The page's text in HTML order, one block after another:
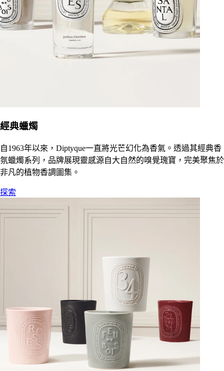
經典蠟燭
自1963年以來，Diptyque一直將光芒幻化為香氣。透過其經典香
氛蠟燭系列，品牌展現靈感源自大自然的嗅覺瑰寶，完美聚焦於
非凡的植物香調圖集。
探索